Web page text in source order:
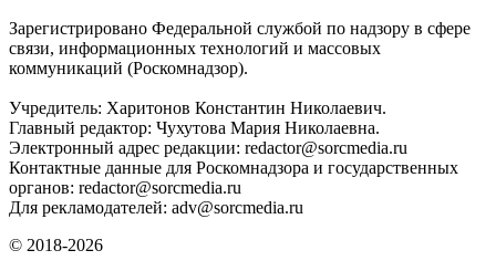
Зарегистрировано Федеральной службой по надзору в сфере
связи, информационных технологий и массовых
коммуникаций (Роскомнадзор).
Учредитель: Харитонов Константин Николаевич.
Главный редактор: Чухутова Мария Николаевна.
Электронный адрес редакции: redactor@sorcmedia.ru
Контактные данные для Роскомнадзора и государственных
органов: redactor@sorcmedia.ru
Для рекламодателей: adv@sorcmedia.ru
© 2018-2026